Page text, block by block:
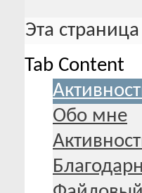
Эта
Tab Content
Обо мне